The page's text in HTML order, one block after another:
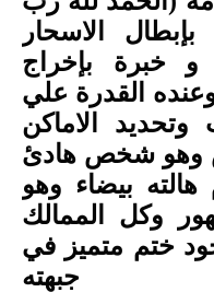
الاسحار
و خبرة بإخراج
القدرة علي
وتحديد الاماكن
وهو شخص هادئ
بيضاء وهو
وكل الممالك
ختم متميز في
جبهته